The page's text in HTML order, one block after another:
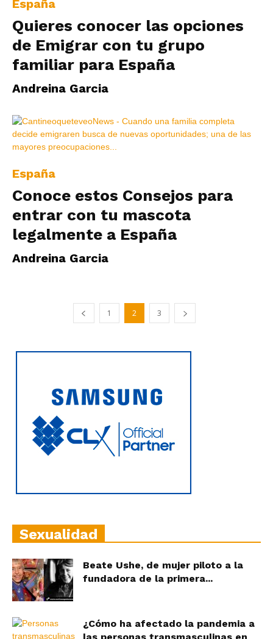
España
Quieres conocer las opciones
de Emigrar con tu grupo
familiar para España
Andreina Garcia
España
Conoce estos Consejos para
entrar con tu mascota
legalmente a España
Andreina Garcia
1 2 3
Sexualidad
Beate Ushe, de mujer piloto a la
fundadora de la primera...
¿Cómo ha afectado la pandemia a
las personas transmasculinas en